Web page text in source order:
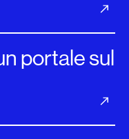
portale sul